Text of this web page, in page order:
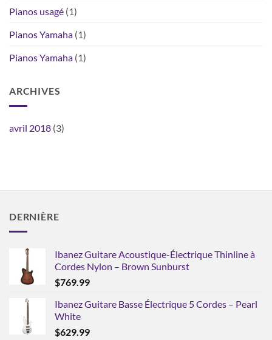
Pianos usagé (1)
Pianos Yamaha (1)
Pianos Yamaha (1)
ARCHIVES
avril 2018 (3)
DERNIÈRE
Ibanez Guitare Acoustique-Électrique Thinline à
Cordes Nylon – Brown Sunburst
$769.99
Ibanez Guitare Basse Électrique 5 Cordes – Pearl
White
$629.99